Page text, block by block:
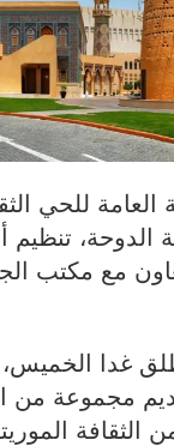
للحي
الدوحة، تنظيم
مع مكتب
غدا الخميس،
مجموعة